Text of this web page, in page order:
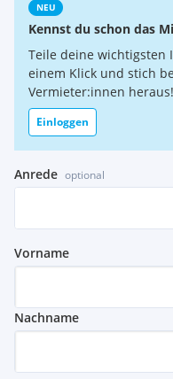
NEU
Kennst du schon das
Teile deine wichtigsten
einem Klick und stich
Vermieter:innen heraus!
Einloggen
Anrede optional
Vorname
Nachname